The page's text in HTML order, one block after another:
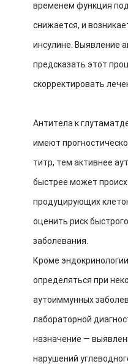
временем функция
снижается, и
инсулине. Выявление
предсказать этот
скорректировать
Антитела к
имеют
титр, тем активнее
быстрее может
продуцирующих
оценить риск
заболевания.
Кроме
определяться при
аутоиммунных
лабораторной
назначение —
нарушений